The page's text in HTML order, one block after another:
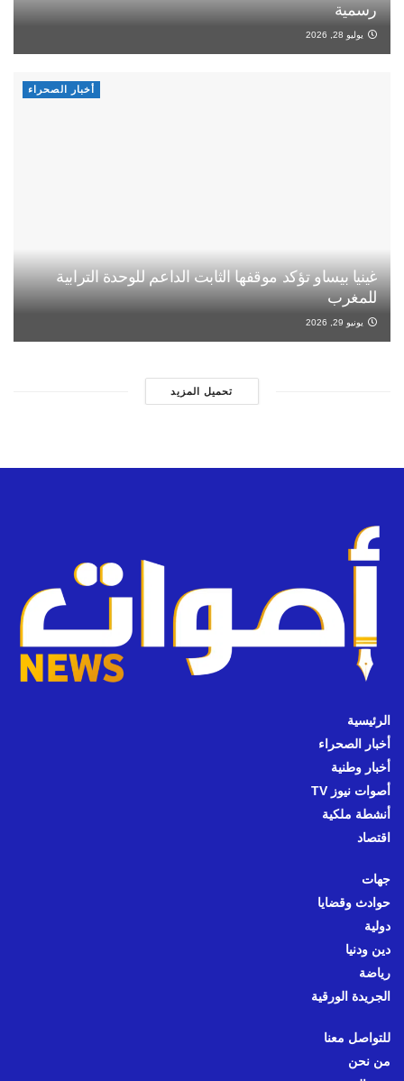
رسمية
يوليو 28, 2026
أخبار الصحراء
غينيا بيساو تؤكد موقفها الثابت الداعم للوحدة الترابية
للمغرب
يونيو 29, 2026
تحميل المزيد
الرئيسية
أخبار الصحراء
أخبار وطنية
أصوات نيوز TV
أنشطة ملكية
اقتصاد
جهات
حوادث وقضايا
دولية
دين ودنيا
رياضة
الجريدة الورقية
للتواصل معنا
من نحن